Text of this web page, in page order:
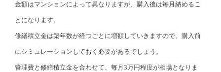
金額はマンションによって異なりますが、購入後は毎月納めるこ
とになります。
修繕積立金は築年数が経つごとに増額していきますので、購入前
にシミュレーションしておく必要があるでしょう。
管理費と修繕積立金を合わせて、毎月3万円程度が相場となりま